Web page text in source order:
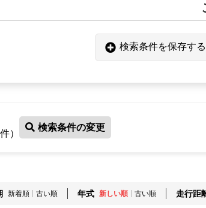
検索条件を保存する
）
検索条件の変更
新着順 古い順 年式 新しい順 古い順 走行距